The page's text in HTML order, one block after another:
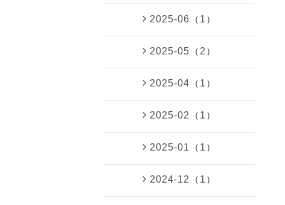
2025-06（1）
2025-05（2）
2025-04（1）
2025-02（1）
2025-01（1）
2024-12（1）